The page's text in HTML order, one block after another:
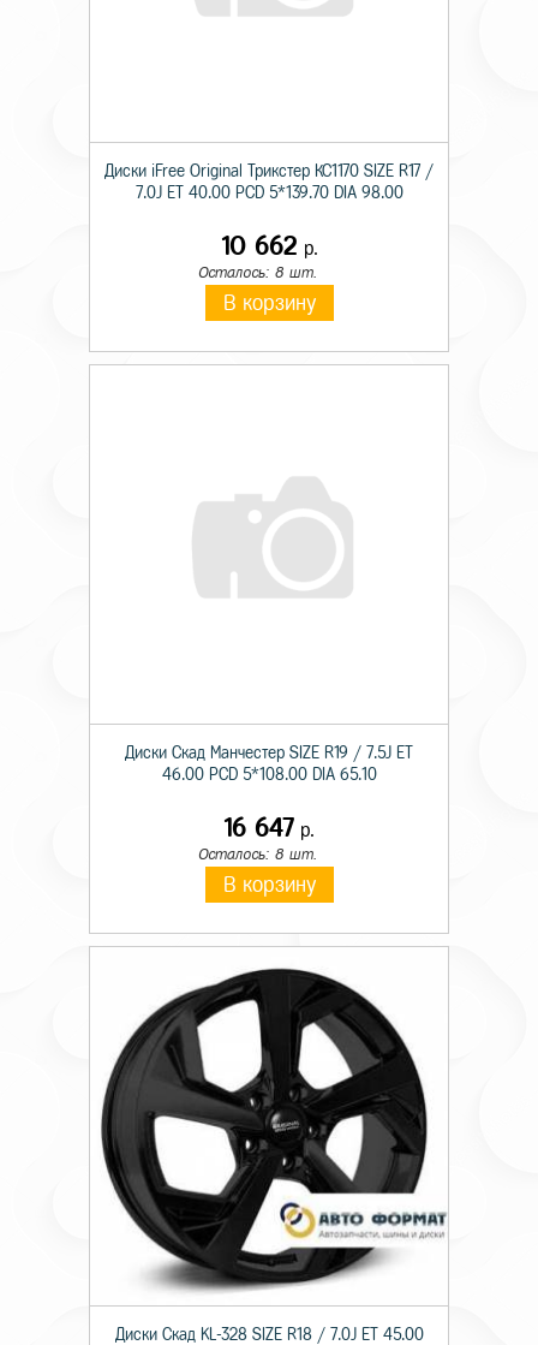
Диски iFree Original Трикстер КС1170 SIZE R17 /
7.0J ET 40.00 PCD 5*139.70 DIA 98.00
10 662 р.
Осталось: 8 шт.
В корзину
Диски Скад Манчестер SIZE R19 / 7.5J ET
46.00 PCD 5*108.00 DIA 65.10
16 647 р.
Осталось: 8 шт.
В корзину
Диски Скад KL-328 SIZE R18 / 7.0J ET 45.00